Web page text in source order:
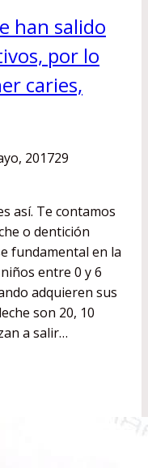
han salido
por lo
caries,
201729
así. Te contamos
o dentición
fundamental en la
entre 0 y 6
adquieren sus
son 20, 10
a salir…